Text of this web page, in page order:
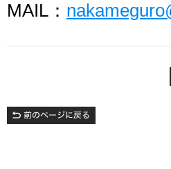
MAIL：